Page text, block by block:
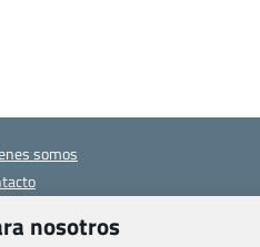
somos
nosotros